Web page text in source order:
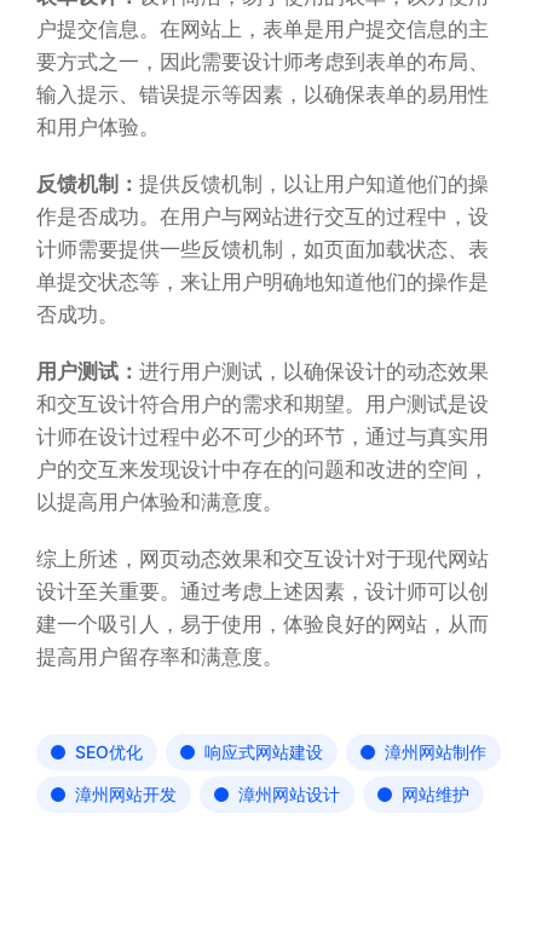
户提交信息。在网站上，表单是用户提交信息的主
要方式之一，因此需要设计师考虑到表单的布局、
输入提示、错误提示等因素，以确保表单的易用性
和用户体验。
反馈机制： 提供反馈机制，以让用户知道他们的操
作是否成功。在用户与网站进行交互的过程中，设
计师需要提供一些反馈机制，如页面加载状态、表
单提交状态等，来让用户明确地知道他们的操作是
否成功。
用户测试： 进行用户测试，以确保设计的动态效果
和交互设计符合用户的需求和期望。用户测试是设
计师在设计过程中必不可少的环节，通过与真实用
户的交互来发现设计中存在的问题和改进的空间，
以提高用户体验和满意度。
综上所述，网页动态效果和交互设计对于现代网站
设计至关重要。通过考虑上述因素，设计师可以创
建一个吸引人，易于使用，体验良好的网站，从而
提高用户留存率和满意度。
SEO优化 响应式网站建设 漳州网站制作
漳州网站开发 漳州网站设计 网站维护